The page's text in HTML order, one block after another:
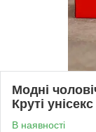
Модні
Круті
В наявності